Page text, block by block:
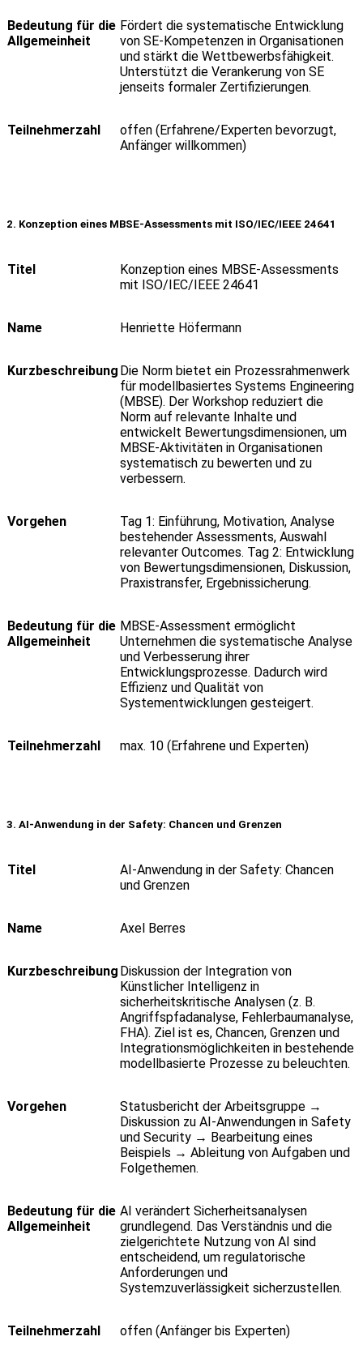
Bedeutung für die
Allgemeinheit
Fördert die systematische Entwicklung
von SE-Kompetenzen in Organisationen
und stärkt die Wettbewerbsfähigkeit.
Unterstützt die Verankerung von SE
jenseits formaler Zertifizierungen.
Teilnehmerzahl
offen (Erfahrene/Experten bevorzugt,
Anfänger willkommen)
2. Konzeption eines MBSE-Assessments mit ISO/IEC/IEEE 24641
Titel
Konzeption eines MBSE-Assessments
mit ISO/IEC/IEEE 24641
Name Henriette Höfermann
Kurzbeschreibung Die Norm bietet ein Prozessrahmenwerk
für modellbasiertes Systems Engineering
(MBSE). Der Workshop reduziert die
Norm auf relevante Inhalte und
entwickelt Bewertungsdimensionen, um
MBSE-Aktivitäten in Organisationen
systematisch zu bewerten und zu
verbessern.
Vorgehen
Tag 1: Einführung, Motivation, Analyse
bestehender Assessments, Auswahl
relevanter Outcomes. Tag 2: Entwicklung
von Bewertungsdimensionen, Diskussion,
Praxistransfer, Ergebnissicherung.
Bedeutung für die
Allgemeinheit
MBSE-Assessment ermöglicht
Unternehmen die systematische Analyse
und Verbesserung ihrer
Entwicklungsprozesse. Dadurch wird
Effizienz und Qualität von
Systementwicklungen gesteigert.
Teilnehmerzahl max. 10 (Erfahrene und Experten)
3. AI-Anwendung in der Safety: Chancen und Grenzen
Titel
AI-Anwendung in der Safety: Chancen
und Grenzen
Name Axel Berres
Kurzbeschreibung Diskussion der Integration von
Künstlicher Intelligenz in
sicherheitskritische Analysen (z. B.
Angriffspfadanalyse, Fehlerbaumanalyse,
FHA). Ziel ist es, Chancen, Grenzen und
Integrationsmöglichkeiten in bestehende
modellbasierte Prozesse zu beleuchten.
Vorgehen
Statusbericht der Arbeitsgruppe →
Diskussion zu AI-Anwendungen in Safety
und Security → Bearbeitung eines
Beispiels → Ableitung von Aufgaben und
Folgethemen.
Bedeutung für die
Allgemeinheit
AI verändert Sicherheitsanalysen
grundlegend. Das Verständnis und die
zielgerichtete Nutzung von AI sind
entscheidend, um regulatorische
Anforderungen und
Systemzuverlässigkeit sicherzustellen.
Teilnehmerzahl offen (Anfänger bis Experten)